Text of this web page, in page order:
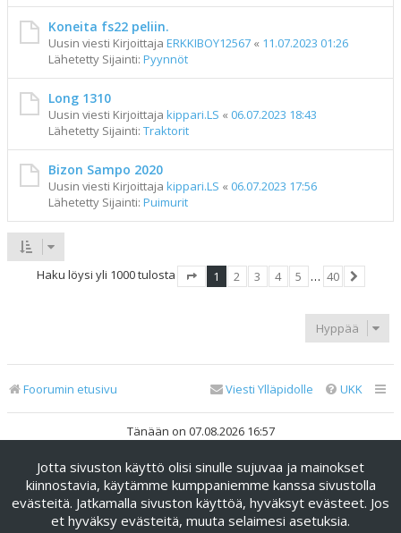
Koneita fs22 peliin.
Uusin viesti Kirjoittaja ERKKIBOY12567 « 11.07.2023 01:26
Lähetetty Sijainti: Pyynnöt
Long 1310
Uusin viesti Kirjoittaja kippari.LS « 06.07.2023 18:43
Lähetetty Sijainti: Traktorit
Bizon Sampo 2020
Uusin viesti Kirjoittaja kippari.LS « 06.07.2023 17:56
Lähetetty Sijainti: Puimurit
Haku löysi yli 1000 tulosta
1 2 3 4 5 … 40
Hyppää
Foorumin etusivu UKK
Viesti Ylläpidolle
Tänään on 07.08.2026 16:57
Keskustelufoorumin ohjelmistophpBB® Forum Software ©
phpBB Limited
Käännös: phpBB Suomi (lurttinen, harritapio, Pettis)
phpBB Metro Theme byPixelGoose Studio
Jotta sivuston käyttö olisi sinulle sujuvaa ja mainokset
kiinnostavia, käytämme kumppaniemme kanssa sivustolla
evästeitä. Jatkamalla sivuston käyttöä, hyväksyt evästeet. Jos
et hyväksy evästeitä, muuta selaimesi asetuksia.